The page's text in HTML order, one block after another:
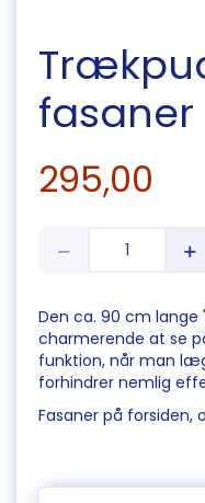
fasaner
295,00
Den ca. 90 cm lange
charmerende at se
funktion, når man
forhindrer nemlig
Fasaner på forsiden,